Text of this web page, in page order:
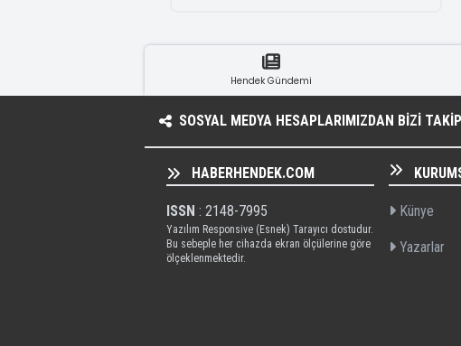
Hendek Gündemi
SOSYAL MEDYA HESAPLARIMIZDAN BIZI
HABERHENDEK.COM
ISSN : 2148-7995
Yazılım Responsive (Esnek) Tarayıcı dostudur.
Bu sebeple her cihazda ekran ölçülerine göre
ölçeklenmektedir.
Künye
Yazarlar